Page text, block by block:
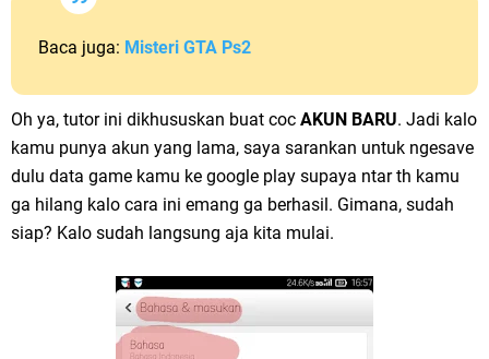
Baca juga: Misteri GTA Ps2
Oh ya, tutor ini dikhususkan buat coc AKUN BARU. Jadi kalo
kamu punya akun yang lama, saya sarankan untuk ngesave
dulu data game kamu ke google play supaya ntar th kamu
ga hilang kalo cara ini emang ga berhasil. Gimana, sudah
siap? Kalo sudah langsung aja kita mulai.